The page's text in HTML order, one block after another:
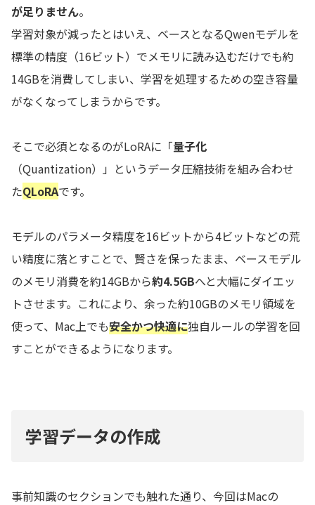
が足りません。
学習対象が減ったとはいえ、ベースとなるQwenモデルを
標準の精度（16ビット）でメモリに読み込むだけでも約
14GBを消費してしまい、学習を処理するための空き容量
がなくなってしまうからです。
そこで必須となるのがLoRAに「量子化
（Quantization）」というデータ圧縮技術を組み合わせ
たQLoRAです。
モデルのパラメータ精度を16ビットから4ビットなどの荒
い精度に落とすことで、賢さを保ったまま、ベースモデル
のメモリ消費を約14GBから約4.5GBへと大幅にダイエッ
トさせます。これにより、余った約10GBのメモリ領域を
使って、Mac上でも安全かつ快適に独自ルールの学習を回
すことができるようになります。
学習データの作成
事前知識のセクションでも触れた通り、今回はMacの